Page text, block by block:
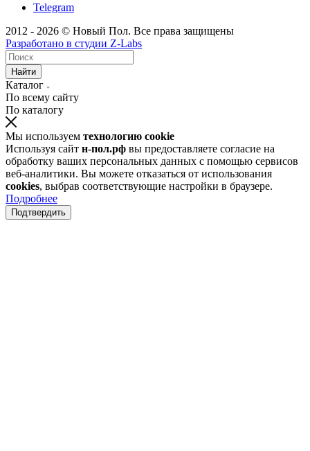
Telegram
2012 - 2026 © Новый Пол. Все права защищены
Разработано в студии Z-Labs
Найти
Каталог
По всему сайту
По каталогу
Мы используем технологию cookie
Используя сайт н-пол.рф вы предоставляете согласие на
обработку ваших персональных данных с помощью сервисов
веб-аналитики. Вы можете отказаться от использования
cookies, выбрав соответствующие настройки в браузере.
Подробнее
Подтвердить